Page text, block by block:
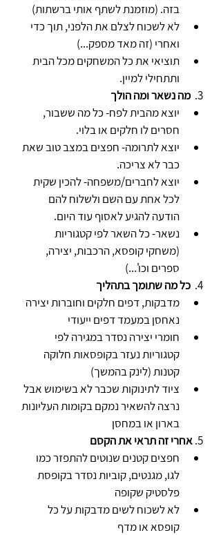
בזה. (מוזמנת לשתף אותי ברשתות)
לא לשכוח לצלם את הלפני, תוך כדי
ואחרי (זה מאד מספק...)
תוציאי את כל המשחקים מכל הבית
ותתחילי למיין.
3. מה נשאר ומה הולך
יוצא מהבית לפח- כל מה ששבור,
חסרים לו חלקים או בלוי.
יוצא לתרומה- חפצים במצב טוב שאת
כבר לא צריכה.
יוצא לחברים/משפחה- להכין שקית
לכל אחת עם השם ולשלוח להם
הודעה להגיע לאסוף עוד היום.
נשאר- כל השאר לפי קטגוריות
(משחקי קופסא, הרכבות, יצירה,
ספרים וכו'...)
4. כל מה שתומך בתהליך
מדבקות, דפים חלקים וחוברות יצירה
נאחסן במעמד דפים ייעודי
חומרי יצירה נסדר במגירה לפי
קטגוריות נעזר בקופסאות חלוקה
קטנות (לינק בהמשך)
ציוד לתינוקות שכבר לא בשימוש אבל
נרצה להשאיר נמקם בקומות העליונות
בארון או במחסן
5. אחרי זה תראי את הקסם
חפצים קטנים שנוטים להתפזר כמו
לגו, מגנטים, קוביות נסדר בקופסת
פלסטיק שקופה
לא לשכוח לשים מדבקות על כל
קופסא או מדף